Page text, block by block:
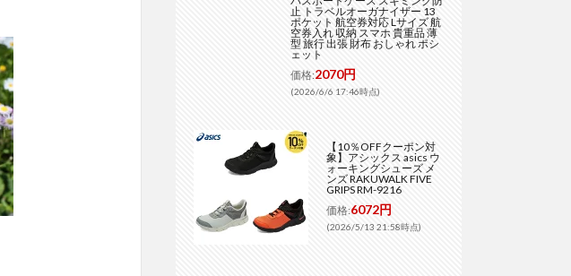
止 トラベルオーガナイザー 13
ポケット 航空券対応 Lサイズ 航
空券入れ 収納 スマホ 貴重品 薄
型 旅行 出張 財布 おしゃれ ポシ
ェット
価格:2070円
(2026/6/6 17:46時点)
【10％OFFクーポン対
象】アシックス asics ウ
ォーキングシューズ メ
ンズ RAKUWALK FIVE
GRIPS RM-9216
価格:6072円
(2026/5/13 21:58時点)